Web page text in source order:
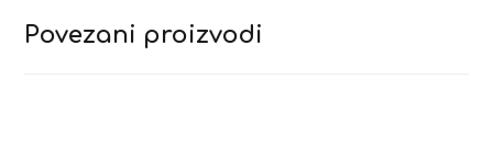
Povezani proizvodi